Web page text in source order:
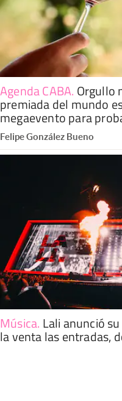
Agenda CABA. Orgullo
premiada del mundo
megaevento para
Felipe González Bueno
Música. Lali anunció
la venta las entradas,